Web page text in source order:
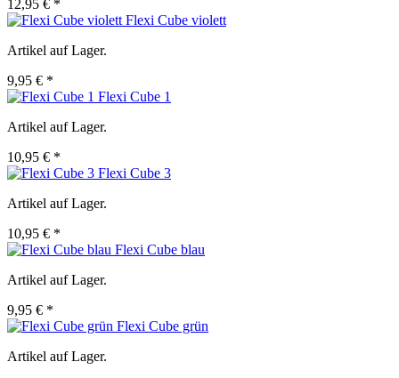
12,95 € *
Flexi Cube violett
Artikel auf Lager.
9,95 € *
Flexi Cube 1
Artikel auf Lager.
10,95 € *
Flexi Cube 3
Artikel auf Lager.
10,95 € *
Flexi Cube blau
Artikel auf Lager.
9,95 € *
Flexi Cube grün
Artikel auf Lager.